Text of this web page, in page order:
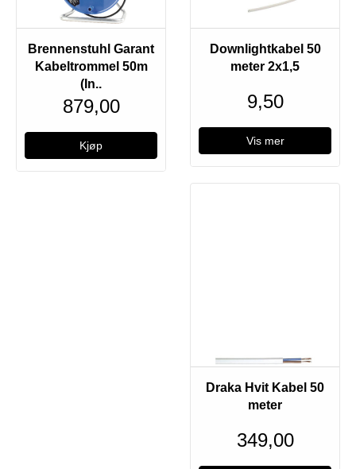
Brennenstuhl Garant
Kabeltrommel 50m
(In..
879,00
Downlightkabel 50
meter 2x1,5
9,50
Vis mer
Draka Hvit Kabel 50
meter
349,00